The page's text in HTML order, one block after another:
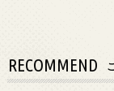
RECOMMEND